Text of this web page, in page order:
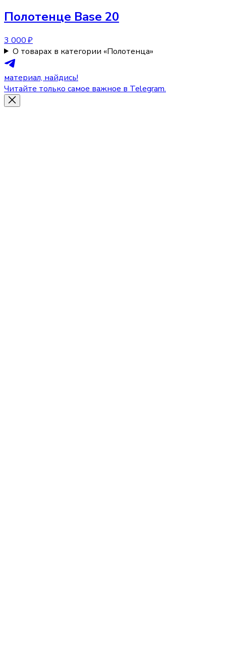
Полотенце Base 20
3 000 ₽
О товарах в категории «Полотенца»
материал, найдись!
Читайте только самое важное в Telegram.